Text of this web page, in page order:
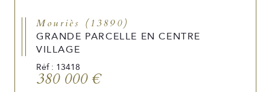
Mouriès (13890)
GRANDE PARCELLE EN CENTRE
VILLAGE
Réf : 13418
380 000 €